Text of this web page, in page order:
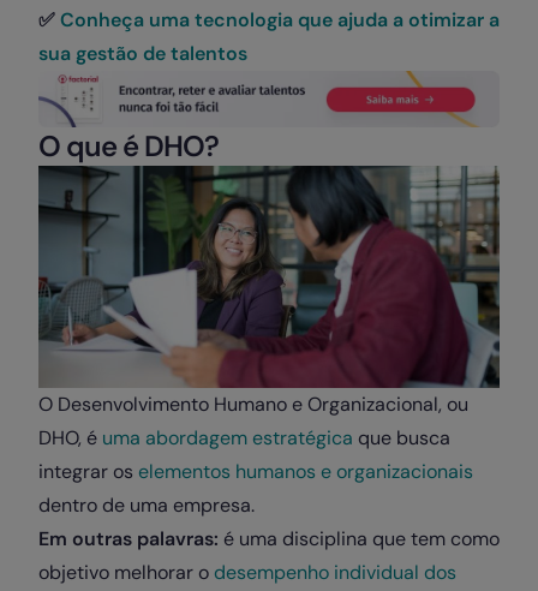
✅Conheça uma tecnologia que ajuda a otimizar a
sua gestão de talentos
O que é DHO?
O Desenvolvimento Humano e Organizacional, ou
DHO, é uma abordagem estratégica que busca
integrar os elementos humanos e organizacionais
dentro de uma empresa.
Em outras palavras: é uma disciplina que tem como
objetivo melhorar o desempenho individual dos